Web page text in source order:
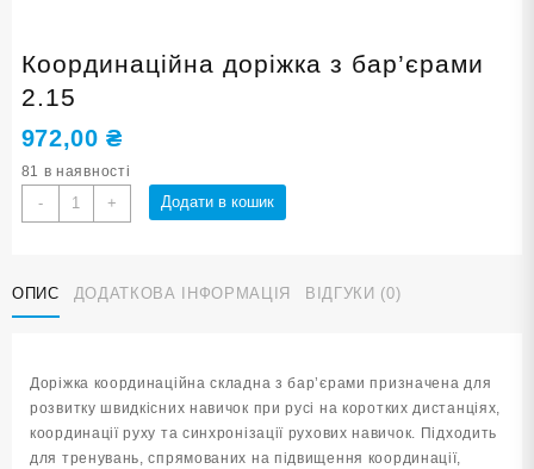
Координаційна доріжка з бар’єрами
2.15
972,00₴
81 в наявності
-
Координаційна
доріжка
2.15
кількість
+ Додати в кошик
ОПИС ДОДАТКОВА ІНФОРМАЦІЯ ВІДГУКИ (0)
Доріжка координаційна складна з бар’єрами призначена для
розвитку швидкісних навичок при русі на коротких дистанціях,
координації руху та синхронізації рухових навичок. Підходить
для тренувань, спрямованих на підвищення координації,